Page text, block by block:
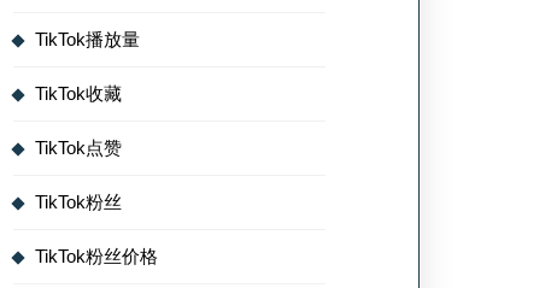
TikTok播放量
TikTok收藏
TikTok点赞
TikTok粉丝
TikTok粉丝价格